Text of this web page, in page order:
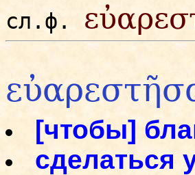
сл.ф.
[чтобы]
сделаться